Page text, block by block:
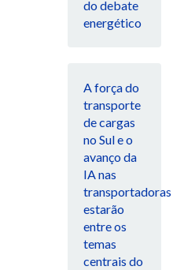
do debate
energético
A força do
transporte
de cargas
no Sul e o
avanço da
IA nas
transportadoras
estarão
entre os
temas
centrais do